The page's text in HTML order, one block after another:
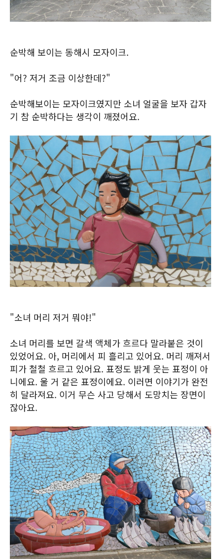
순박해 보이는 동해시 모자이크.
"어? 저거 조금 이상한데?"
순박해보이는 모자이크였지만 소녀 얼굴을 보자 갑자
기 참 순박하다는 생각이 깨졌어요.
"소녀 머리 저거 뭐야!"
소녀 머리를 보면 갈색 액체가 흐르다 말라붙은 것이
있었어요. 아, 머리에서 피 흘리고 있어요. 머리 깨져서
피가 철철 흐르고 있어요. 표정도 밝게 웃는 표정이 아
니에요. 울 거 같은 표정이에요. 이러면 이야기가 완전
히 달라져요. 이거 무슨 사고 당해서 도망치는 장면이
잖아요.